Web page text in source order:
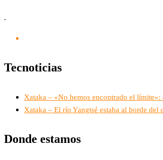
.
Tecnoticias
Xataka – «No hemos encontrado el
Xataka – El río Yangtsé estaba al borde
Donde estamos